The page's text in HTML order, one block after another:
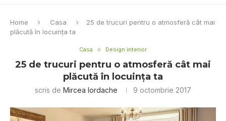
Home Casa
25 de trucuri pentru o atmosferă cât mai
plăcută în locuinţa ta
Casa Design interior
25 de trucuri pentru o atmosferă cât mai
plăcută în locuinţa ta
scris de Mircea Iordache 9 octombrie 2017